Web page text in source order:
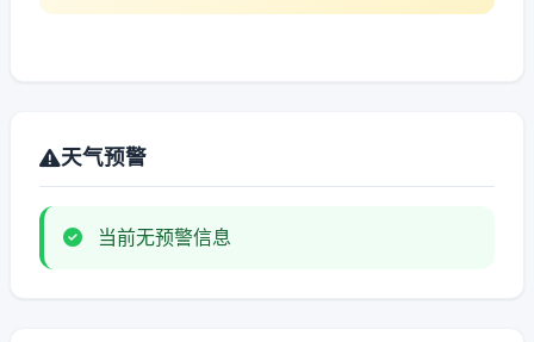
天气预警
当前无预警信息